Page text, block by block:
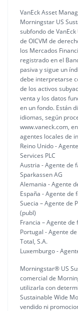
VanEck Asset
Morningstar US
subfondo de
de OICVM de
los Mercados
registrado en el
pasiva y sigue un
debe interpretarse
de los activos
venta y los datos
en un fondo. Están
idiomas, según
www.vaneck.com,
agentes locales de
Reino Unido -
Services PLC
Austria - Agente de
Sparkassen AG
Alemania - Agente
España - Agente de
Suecia – Agente de
(publ)
Francia – Agente de
Portugal - Agente
Total, S.A.
Luxemburgo -
Morningstar® US
comercial de
utilizarla con
Sustainable Wide
vendido ni